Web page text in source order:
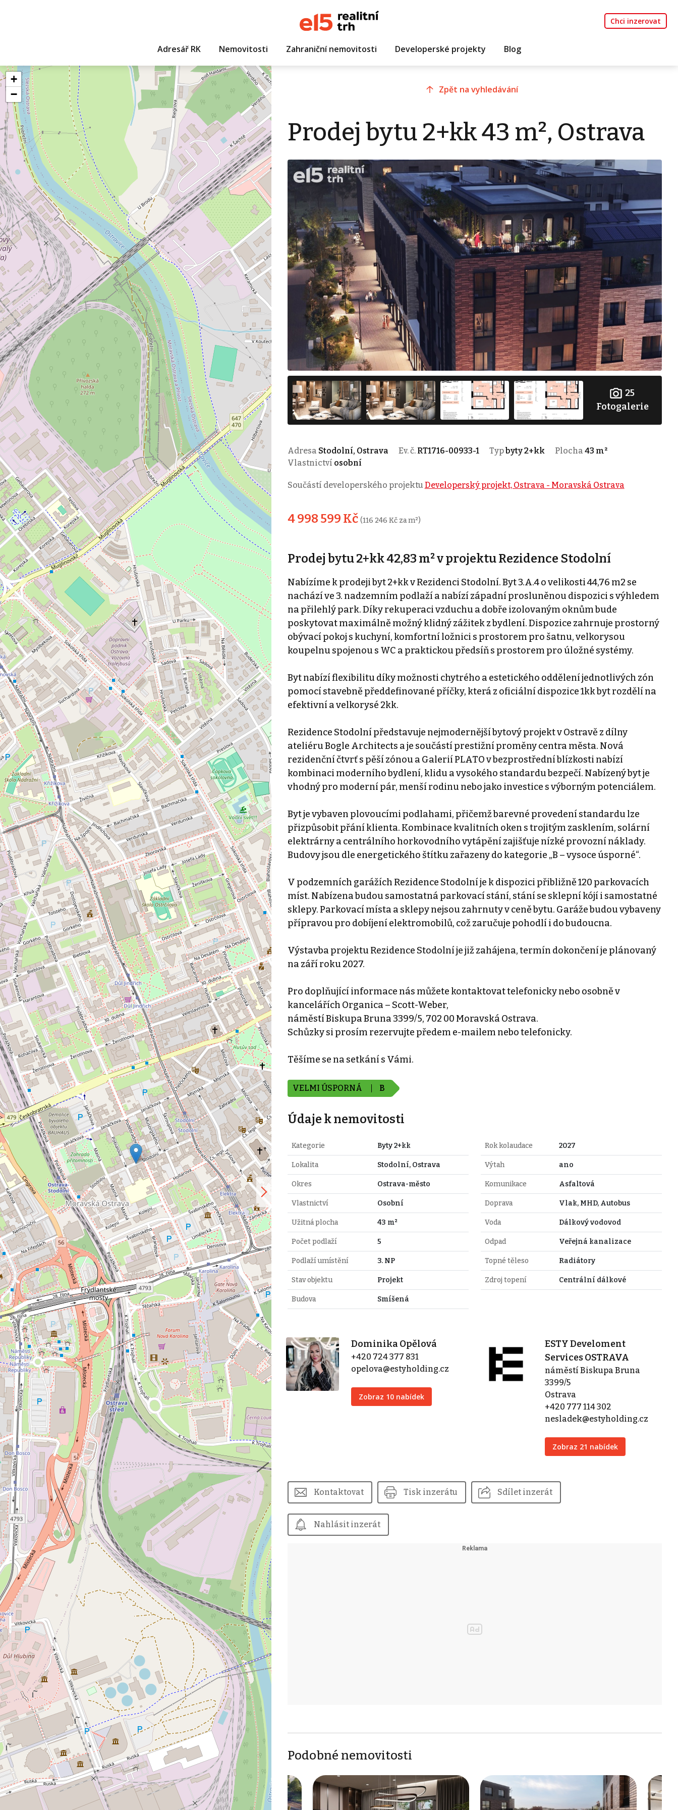
Chci inzerovat
Adresář RK Nemovitosti Zahraniční nemovitosti Developerské projekty Blog
+
−
Zpět na vyhledávání
Prodej bytu 2+kk 43 m², Ostrava
25
Fotogalerie
Adresa Stodolní, Ostrava Ev. č. RT1716-00933-1 Typbyty 2+kk Plocha 43 m²
Vlastnictví osobní
Součástí developerského projektu Developerský projekt, Ostrava - Moravská Ostrava
4 998 599 Kč (116 246 Kč za m²)
Prodej bytu 2+kk 42,83 m² v projektu Rezidence Stodolní
Nabízíme k prodeji byt 2+kk v Rezidenci Stodolní. Byt 3.A.4 o velikosti 44,76 m2 se
nachází ve 3. nadzemním podlaží a nabízí západní prosluněnou dispozici s výhledem
na přilehlý park. Díky rekuperaci vzduchu a dobře izolovaným oknům bude
poskytovat maximálně možný klidný zážitek z bydlení. Dispozice zahrnuje prostorný
obývací pokoj s kuchyní, komfortní ložnici s prostorem pro šatnu, velkorysou
koupelnu spojenou s WC a praktickou předsíň s prostorem pro úložné systémy.
Byt nabízí flexibilitu díky možnosti chytrého a estetického oddělení jednotlivých zón
pomocí stavebně předdefinované příčky, která z oficiální dispozice 1kk byt rozdělí na
efektivní a velkorysé 2kk.
Rezidence Stodolní představuje nejmodernější bytový projekt v Ostravě z dílny
ateliéru Bogle Architects a je součástí prestižní proměny centra města. Nová
rezidenční čtvrť s pěší zónou a Galerií PLATO v bezprostřední blízkosti nabízí
kombinaci moderního bydlení, klidu a vysokého standardu bezpečí. Nabízený byt je
vhodný pro moderní pár, menší rodinu nebo jako investice s výborným potenciálem.
Byt je vybaven plovoucími podlahami, přičemž barevné provedení standardu lze
přizpůsobit přání klienta. Kombinace kvalitních oken s trojitým zasklením, solární
elektrárny a centrálního horkovodního vytápění zajišťuje nízké provozní náklady.
Budovy jsou dle energetického štítku zařazeny do kategorie „B – vysoce úsporné“.
V podzemních garážích Rezidence Stodolní je k dispozici přibližně 120 parkovacích
míst. Nabízena budou samostatná parkovací stání, stání se sklepní kójí i samostatné
sklepy. Parkovací místa a sklepy nejsou zahrnuty v ceně bytu. Garáže budou vybaveny
přípravou pro dobíjení elektromobilů, což zaručuje pohodlí i do budoucna.
Výstavba projektu Rezidence Stodolní je již zahájena, termín dokončení je plánovaný
na září roku 2027.
Pro doplňující informace nás můžete kontaktovat telefonicky nebo osobně v
kancelářích Organica – Scott-Weber,
náměstí Biskupa Bruna 3399/5, 702 00 Moravská Ostrava.
Schůzky si prosím rezervujte předem e-mailem nebo telefonicky.
Těšíme se na setkání s Vámi.
VELMI ÚSPORNÁ B
Údaje k nemovitosti
Kategorie Byty 2+kk
Lokalita Stodolní, Ostrava
Okres Ostrava-město
Vlastnictví Osobní
Užitná plocha 43 m²
Počet podlaží 5
Podlaží umístění 3. NP
Stav objektu Projekt
Budova Smíšená
Rok kolaudace 2027
Výtah ano
Komunikace Asfaltová
Doprava Vlak, MHD, Autobus
Voda Dálkový vodovod
Odpad Veřejná kanalizace
Topné těleso Radiátory
Zdroj topení Centrální dálkové
Dominika Opělová
+420 724 377 831
opelova@estyholding.cz
Zobraz 10 nabídek
ESTY Develoment
Services OSTRAVA
náměstí Biskupa Bruna
3399/5
Ostrava
+420 777 114 302
nesladek@estyholding.cz
Zobraz 21 nabídek
Kontaktovat Tisk inzerátu Sdílet inzerát
Nahlásit inzerát
Podobné nemovitosti